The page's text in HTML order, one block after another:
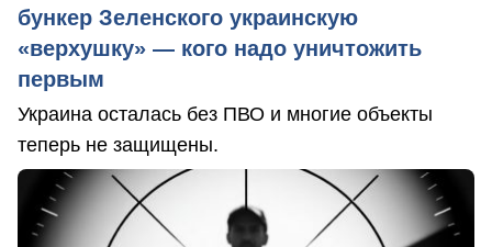
бункер Зеленского украинскую
«верхушку» — кого надо уничтожить
первым
Украина осталась без ПВО и многие объекты
теперь не защищены.